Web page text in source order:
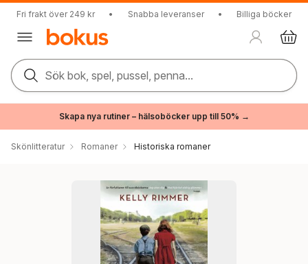
Fri frakt över 249 kr • Snabba leveranser • Billiga böcker
Sök bok, spel, pussel, penna...
Skapa nya rutiner – hälsoböcker upp till 50% →
Skönlitteratur Romaner Historiska romaner